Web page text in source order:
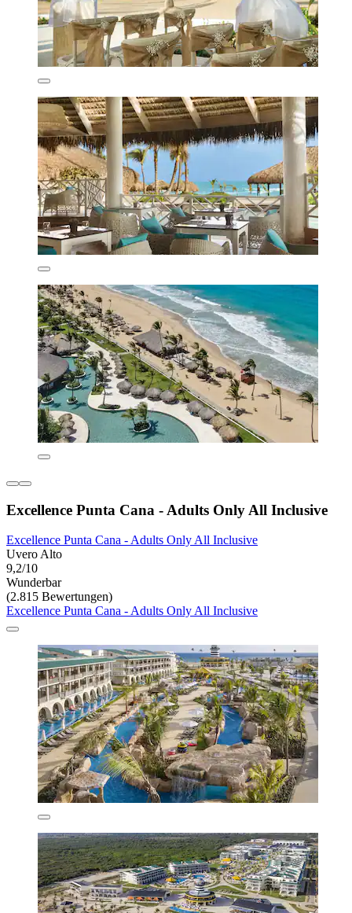
Excellence Punta Cana - Adults Only All Inclusive
Excellence Punta Cana - Adults Only All Inclusive
Uvero Alto
9,2/10
Wunderbar
(2.815 Bewertungen)
Excellence Punta Cana - Adults Only All Inclusive